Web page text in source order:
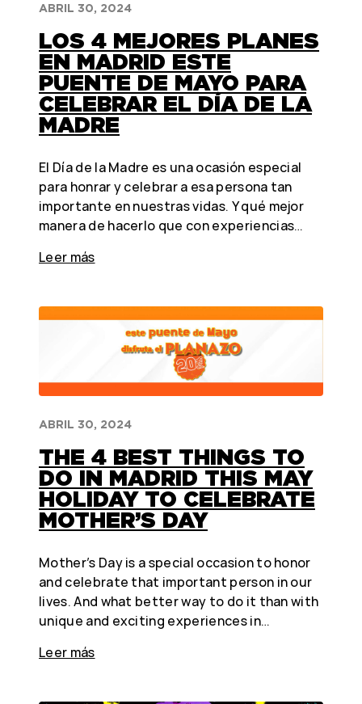
ABRIL 30, 2024
LOS 4 MEJORES PLANES
EN MADRID ESTE
PUENTE DE MAYO PARA
CELEBRAR EL DÍA DE LA
MADRE
El Día de la Madre es una ocasión especial
para honrar y celebrar a esa persona tan
importante en nuestras vidas. Y qué mejor
manera de hacerlo que con experiencias…
Leer más
ABRIL 30, 2024
THE 4 BEST THINGS TO
DO IN MADRID THIS MAY
HOLIDAY TO CELEBRATE
MOTHER’S DAY
Mother’s Day is a special occasion to honor
and celebrate that important person in our
lives. And what better way to do it than with
unique and exciting experiences in…
Leer más